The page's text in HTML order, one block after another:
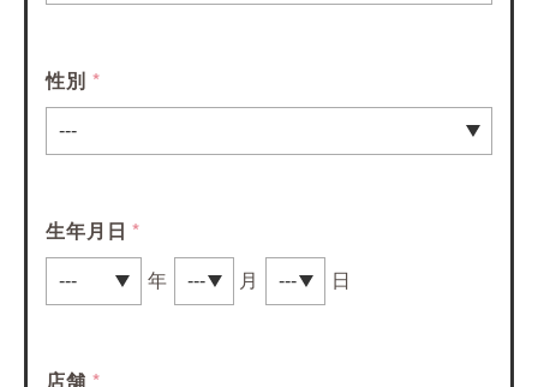
性別 *
生年月日 *
年
月 日
店舗 *